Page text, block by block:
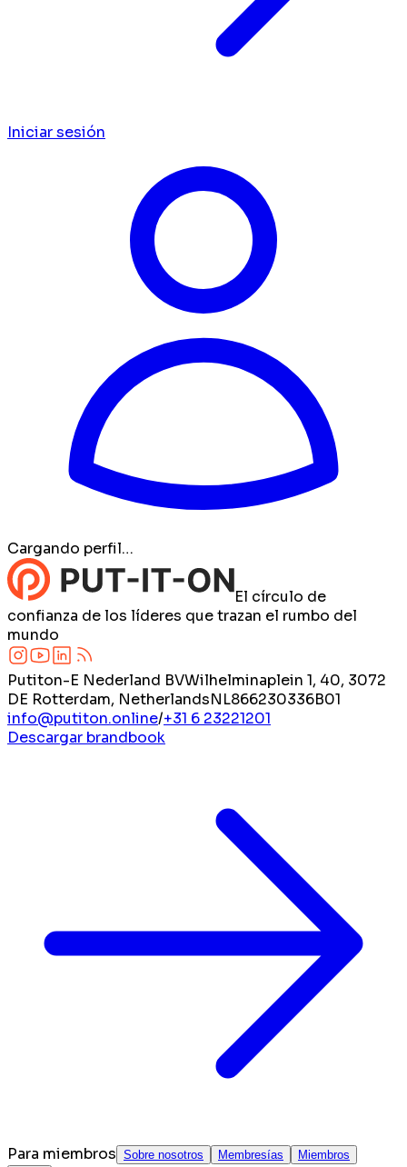
Iniciar sesión
Cargando perfil…
El círculo de
confianza de los líderes que trazan el rumbo del
mundo
Putiton-E Nederland BVWilhelminaplein 1, 40, 3072
DE Rotterdam, NetherlandsNL866230336B01
info@putiton.online/+31 6 23221201
Descargar brandbook
Para miembros Sobre nosotros Membresías
Miembros